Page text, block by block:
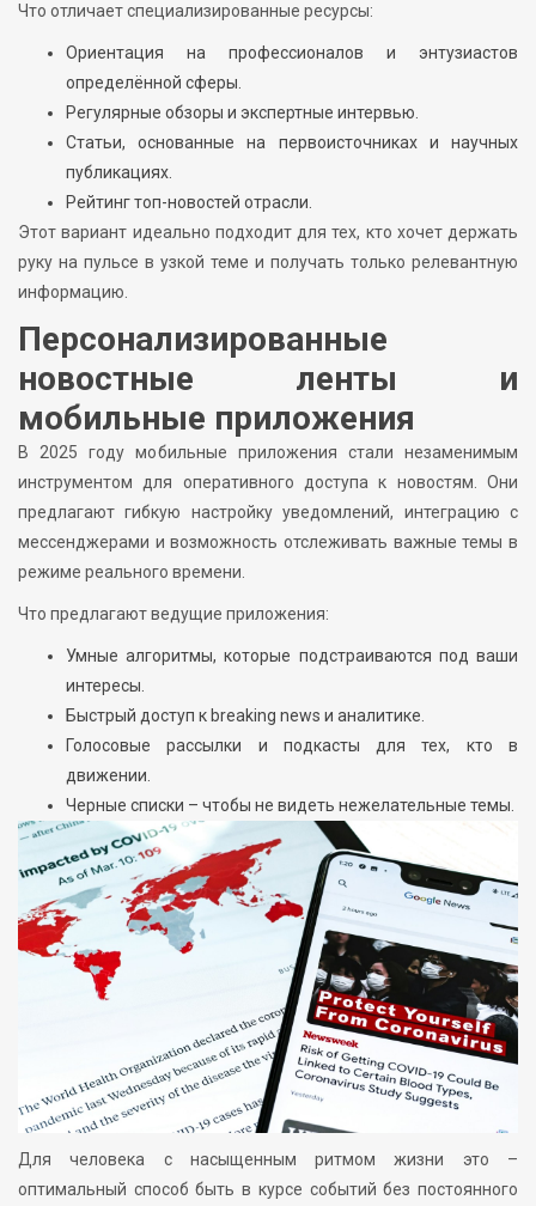
Что отличает специализированные ресурсы:
Ориентация на профессионалов и энтузиастов
определённой сферы.
Регулярные обзоры и экспертные интервью.
Статьи, основанные на первоисточниках и научных
публикациях.
Рейтинг топ-новостей отрасли.
Этот вариант идеально подходит для тех, кто хочет держать
руку на пульсе в узкой теме и получать только релевантную
информацию.
Персонализированные
новостные ленты и
мобильные приложения
В 2025 году мобильные приложения стали незаменимым
инструментом для оперативного доступа к новостям. Они
предлагают гибкую настройку уведомлений, интеграцию с
мессенджерами и возможность отслеживать важные темы в
режиме реального времени.
Что предлагают ведущие приложения:
Умные алгоритмы, которые подстраиваются под ваши
интересы.
Быстрый доступ к breaking news и аналитике.
Голосовые рассылки и подкасты для тех, кто в
движении.
Черные списки – чтобы не видеть нежелательные темы.
Для человека с насыщенным ритмом жизни это –
оптимальный способ быть в курсе событий без постоянного